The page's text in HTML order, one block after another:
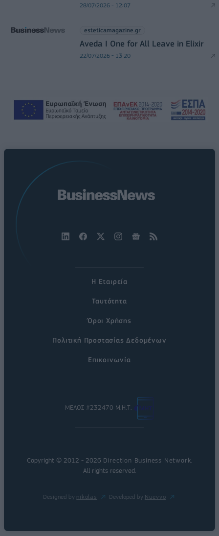
28/07/2026 - 12:07
esteticamagazine.gr
Aveda I One for All Leave in Elixir
22/07/2026 - 13:20
Η Εταιρεία
Ταυτότητα
Όροι Χρήσης
Πολιτική Προστασίας Δεδομένων
Επικοινωνία
ΜΕΛΟΣ #232470 Μ.Η.Τ.
Copyright © 2012 - 2026 Direction Business Network
All rights reserved.
Designed by nikolas Developed by Nuevvo